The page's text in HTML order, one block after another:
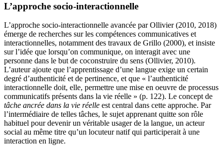
L’approche socio-interactionnelle
L’approche socio-interactionnelle avancée par Ollivier (2010, 2018)
émerge de recherches sur les compétences communicatives et
interactionnelles, notamment des travaux de Grillo (2000), et insiste
sur l’idée que lorsqu’on communique, on interagit avec une
personne dans le but de coconstruire du sens (Ollivier, 2010).
L’auteur ajoute que l’apprentissage d’une langue exige un certain
degré d’authenticité et de pertinence, et que « l’authenticité
interactionnelle doit, elle, permettre une mise en oeuvre de processus
communicatifs présents dans la vie réelle » (p. 122). Le concept de
tâche ancrée dans la vie réelle est central dans cette approche. Par
l’intermédiaire de telles tâches, le sujet apprenant quitte son rôle
habituel pour devenir un véritable usager de la langue, un acteur
social au même titre qu’un locuteur natif qui participerait à une
interaction en ligne.